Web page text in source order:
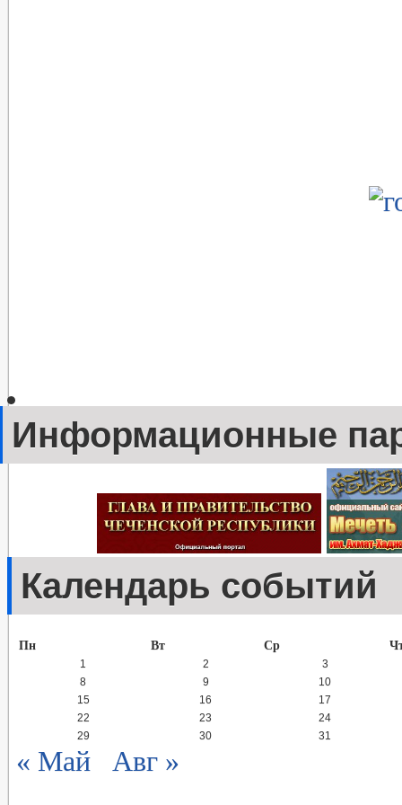
Информационные
Календарь событий
Пн Вт Ср
1 2
3
8
9
10
15
16
17
22
23
24
29
30 31
« Май Авг »